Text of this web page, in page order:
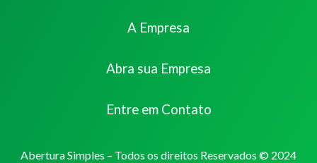
A Empresa
Abra sua Empresa
Entre em Contato
Abertura Simples – Todos os direitos Reservados © 2024